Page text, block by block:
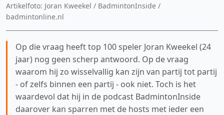
Artikelfoto: Joran Kweekel / BadmintonInside /
badmintonline.nl
Op die vraag heeft top 100 speler Joran Kweekel (24
jaar) nog geen scherp antwoord. Op de vraag
waarom hij zo wisselvallig kan zijn van partij tot partij
- of zelfs binnen een partij - ook niet. Toch is het
waardevol dat hij in de podcast BadmintonInside
daarover kan sparren met de hosts met ieder een